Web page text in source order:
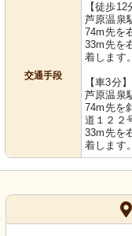
交通手段
【徒歩12
芦原温泉
74m先を
33m先を
着します。
【車3分】
芦原温泉
74m先を
道１２２
33m先を
着します。